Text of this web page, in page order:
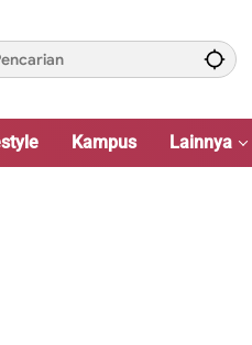
Kampus Lainnya